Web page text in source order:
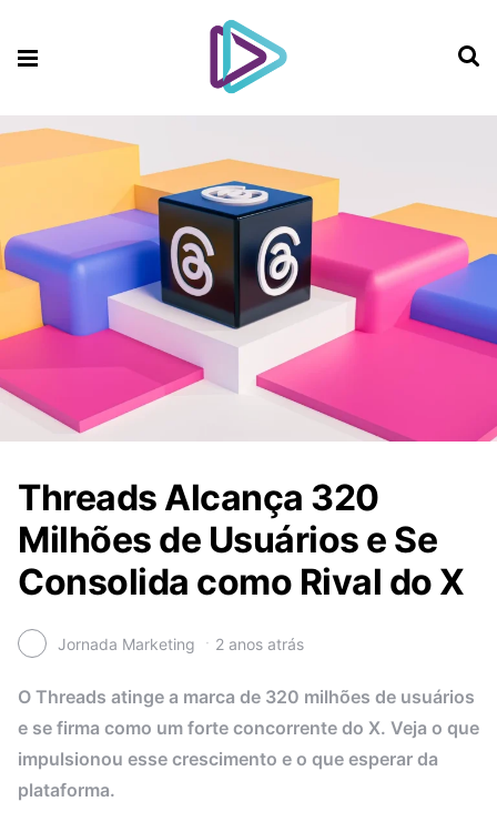
Threads Alcança 320
Milhões de Usuários e Se
Consolida como Rival do X
Jornada Marketing 2 anos atrás
O Threads atinge a marca de 320 milhões de usuários
e se firma como um forte concorrente do X. Veja o que
impulsionou esse crescimento e o que esperar da
plataforma.